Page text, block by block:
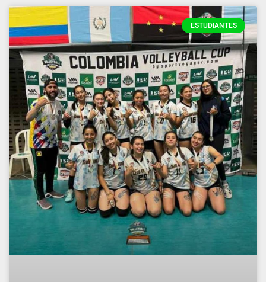
ESTUDIANTES